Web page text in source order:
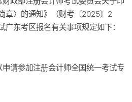
章〉的通知》（财考〔2025〕2
东考区报名有关事项规定如下：
申请参加注册会计师全国统一考试专